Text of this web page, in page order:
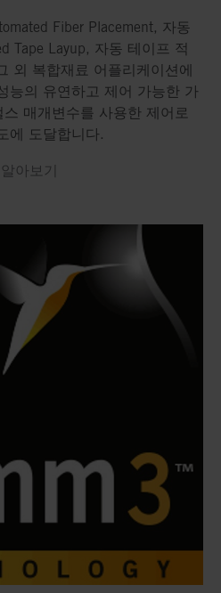
Fiber Placement, 자동
Tape Layup, 자동 테이프 적
외 복합재료 어플리케이션에
능의 유연하고 제어 가능한 가
매개변수를 사용한 제어로
에 도달합니다.
아보기